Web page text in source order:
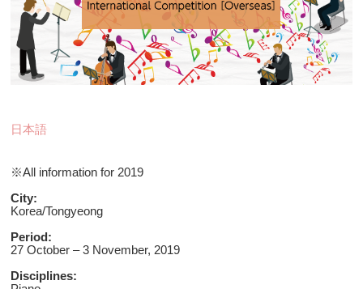
日本語
※All information for 2019
City:
Korea/Tongyeong
Period:
27 October – 3 November, 2019
Disciplines: